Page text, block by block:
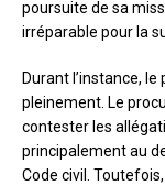
poursuite de sa
irréparable pour la
Durant l’instance,
pleinement. Le
contester les
principalement au
Code civil.